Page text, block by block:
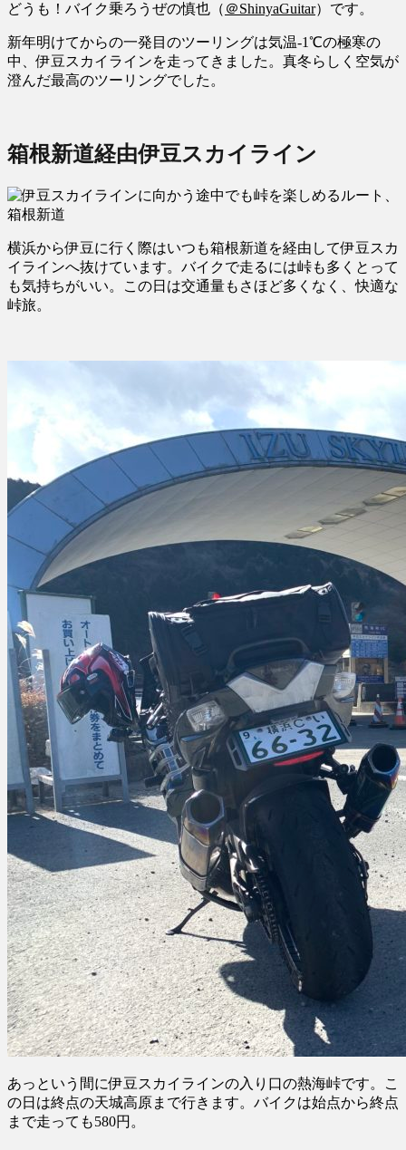
どうも！バイク乗ろうぜの慎也（ ＠ShinyaGuitar）です。
新年明けてからの一発目のツーリングは気温-1℃の極寒の
中、伊豆スカイラインを走ってきました。真冬らしく空気が
澄んだ最高のツーリングでした。
箱根新道経由伊豆スカイライン
横浜から伊豆に行く際はいつも箱根新道を経由して伊豆スカ
イラインへ抜けています。バイクで走るには峠も多くとって
も気持ちがいい。この日は交通量もさほど多くなく、快適な
峠旅。
あっという間に伊豆スカイラインの入り口の熱海峠です。こ
の日は終点の天城高原まで行きます。バイクは始点から終点
まで走っても580円。